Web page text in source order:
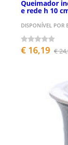
Queimador
e rede h 10
DISPONÍVEL POR
€ 16,19 €